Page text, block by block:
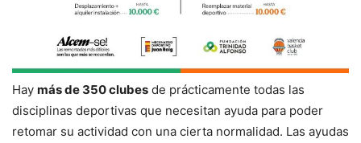
Hay más de 350 clubes de prácticamente todas las
disciplinas deportivas que necesitan ayuda para poder
retomar su actividad con una cierta normalidad. Las ayudas